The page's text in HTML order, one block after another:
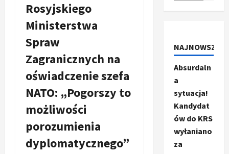
Rosyjskiego
Ministerstwa
Spraw
Zagranicznych na
oświadczenie szefa
NATO: „Pogorszy to
możliwości
porozumienia
dyplomatycznego”
NAJNOWSZE
Absurdaln
a
sytuacja!
Kandydat
ów do KRS
wyłaniano
za